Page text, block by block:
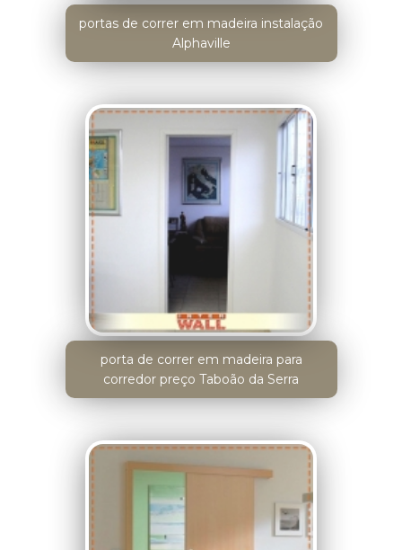
portas de correr em madeira instalação
Alphaville
porta de correr em madeira para
corredor preço Taboão da Serra